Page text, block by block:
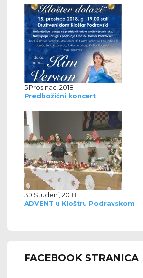
5 Prosinac, 2018
Predbožićni koncert
30 Studeni, 2018
ADVENT u Kloštru Podravskom
FACEBOOK STRANICA